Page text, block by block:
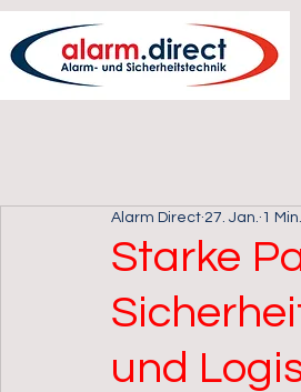
Starke
und
Alarm Direct 27. Jan. 1